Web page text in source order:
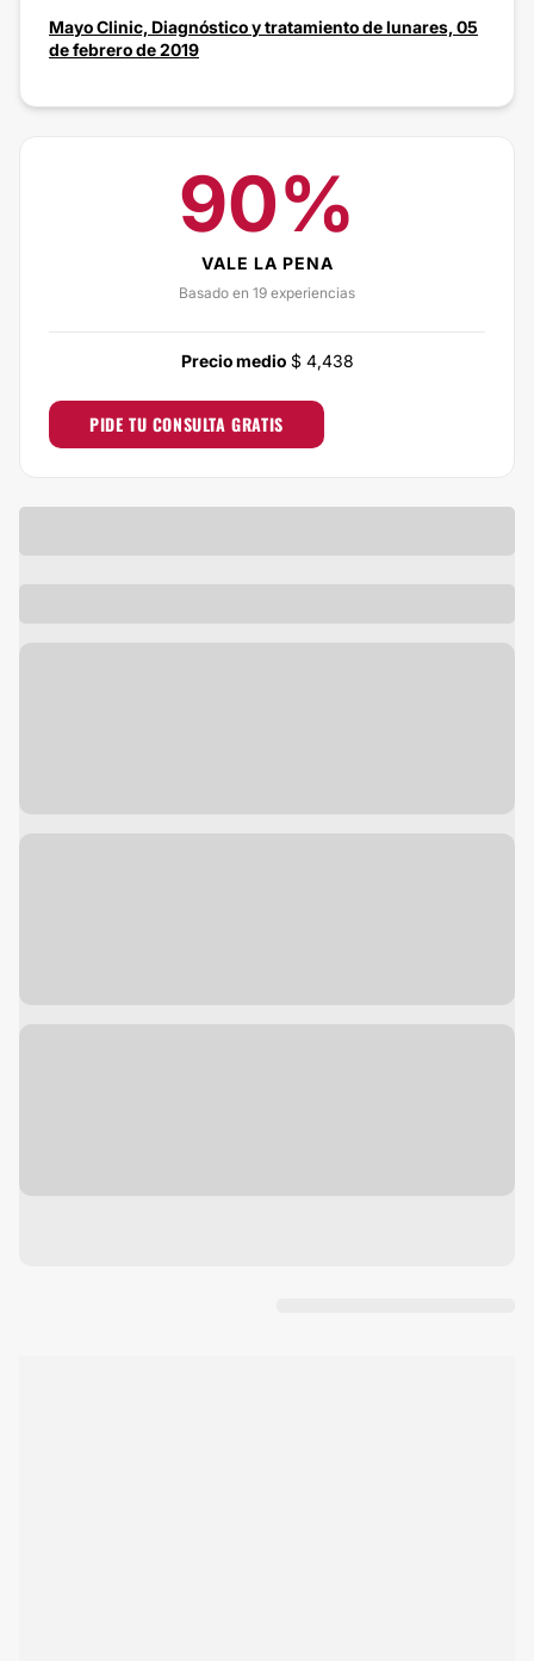
Mayo Clinic, Diagnóstico y tratamiento de lunares, 05
de febrero de 2019
90%
VALE LA PENA
Basado en 19 experiencias
Precio medio$ 4,438
PIDE TU CONSULTA GRATIS